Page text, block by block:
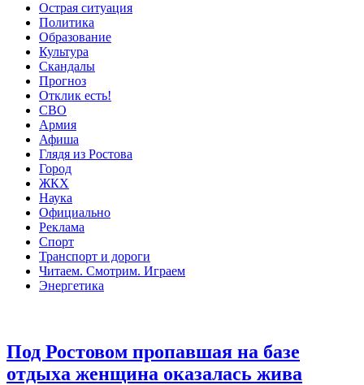
Острая ситуация
Политика
Образование
Культура
Скандалы
Прогноз
Отклик есть!
СВО
Армия
Афиша
Глядя из Ростова
Город
ЖКХ
Наука
Официально
Реклама
Спорт
Транспорт и дороги
Читаем. Смотрим. Играем
Энергетика
Под Ростовом пропавшая на базе
отдыха женщина оказалась жива